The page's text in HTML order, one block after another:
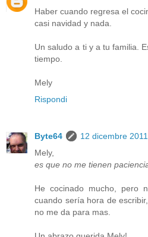
Haber cuando regresa el
casi navidad y nada.
Un saludo a ti y a tu familia.
tiempo.
Mely
Rispondi
Byte64
12 dicembre
Mely,
es que no me tienen
He cocinado mucho, pero
cuando sería hora de
no me da para mas.